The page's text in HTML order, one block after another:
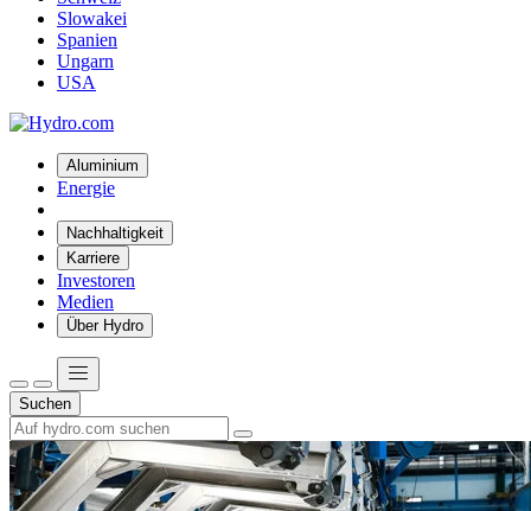
Slowakei
Spanien
Ungarn
USA
Aluminium
Energie
Nachhaltigkeit
Karriere
Investoren
Medien
Über Hydro
Suchen